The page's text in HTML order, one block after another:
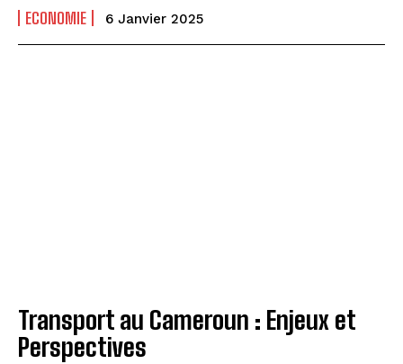
ECONOMIE 6 Janvier 2025
Transport au Cameroun : Enjeux et
Perspectives